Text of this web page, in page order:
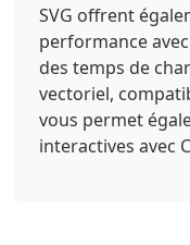
SVG offrent
performance
des temps de
vectoriel,
vous permet
interactives avec